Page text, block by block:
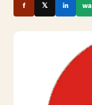
f 𝕏 in wa